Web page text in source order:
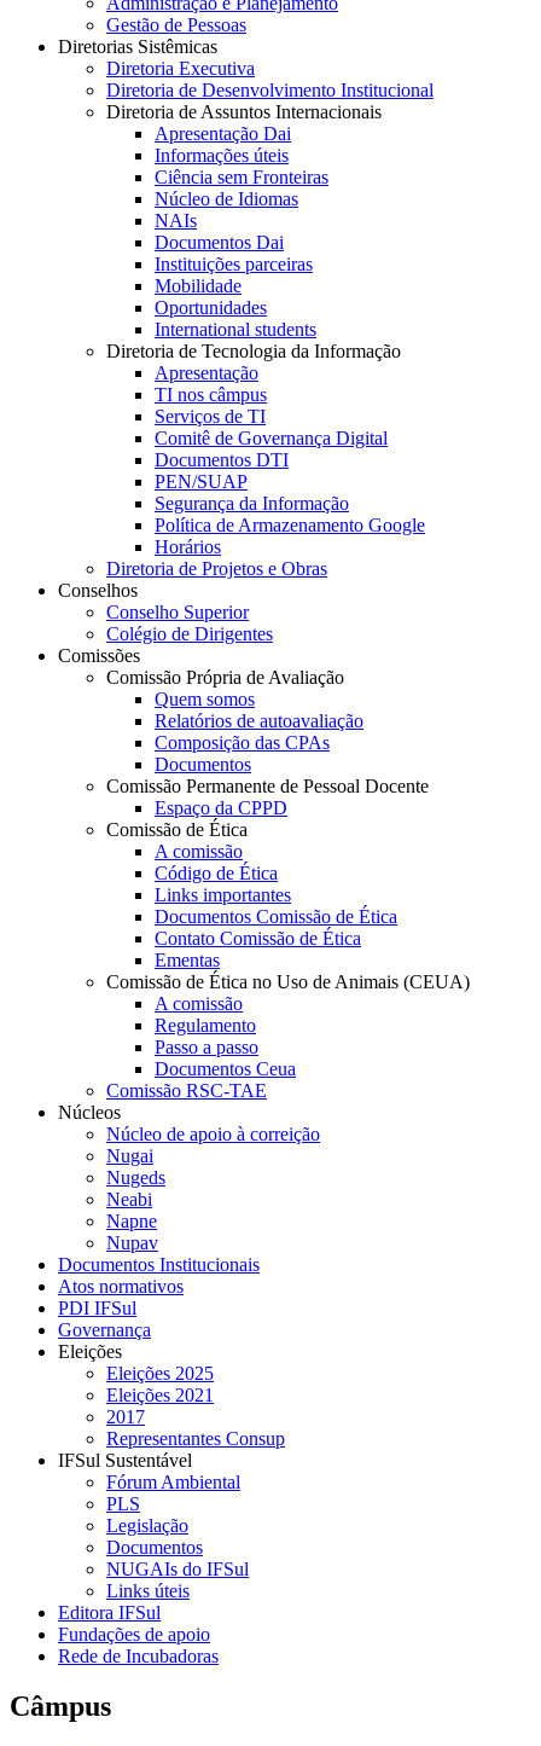
Gestão de Pessoas
Diretorias Sistêmicas
Diretoria Executiva
Diretoria de Desenvolvimento Institucional
Diretoria de Assuntos Internacionais
Apresentação Dai
Informações úteis
Ciência sem Fronteiras
Núcleo de Idiomas
NAIs
Documentos Dai
Instituições parceiras
Mobilidade
Oportunidades
International students
Diretoria de Tecnologia da Informação
Apresentação
TI nos câmpus
Serviços de TI
Comitê de Governança Digital
Documentos DTI
PEN/SUAP
Segurança da Informação
Política de Armazenamento Google
Horários
Diretoria de Projetos e Obras
Conselhos
Conselho Superior
Colégio de Dirigentes
Comissões
Comissão Própria de Avaliação
Quem somos
Relatórios de autoavaliação
Composição das CPAs
Documentos
Comissão Permanente de Pessoal Docente
Espaço da CPPD
Comissão de Ética
A comissão
Código de Ética
Links importantes
Documentos Comissão de Ética
Contato Comissão de Ética
Ementas
Comissão de Ética no Uso de Animais (CEUA)
A comissão
Regulamento
Passo a passo
Documentos Ceua
Comissão RSC-TAE
Núcleos
Núcleo de apoio à correição
Nugai
Nugeds
Neabi
Napne
Nupav
Documentos Institucionais
Atos normativos
PDI IFSul
Governança
Eleições
Eleições 2025
Eleições 2021
2017
Representantes Consup
IFSul Sustentável
Fórum Ambiental
PLS
Legislação
Documentos
NUGAIs do IFSul
Links úteis
Editora IFSul
Fundações de apoio
Rede de Incubadoras
Câmpus